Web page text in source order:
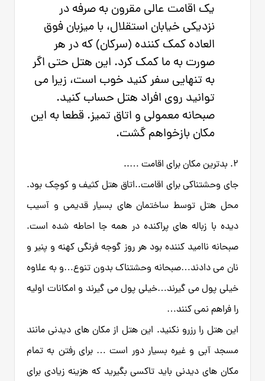
یک اقامت عالی مقرون به صرفه در
نزدیکی خیابان استقلال، با میزبان فوق
العاده کمک کننده (سرکان) که در هر
صورت به ما کمک کرد. این هتل حتی اگر
به تنهایی سفر کنید خوب است، زیرا می
توانید روی افراد هتل حساب کنید.
صبحانه معمولی و اتاق تمیز. قطعا به این
مکان بازخواهم گشت.
2. بدترین مکان برای اقامت …..
جای وحشتناکی برای اقامت..اتاق هتل کثیف و کوچک بود.
محل هتل توسط ساختمان های بسیار قدیمی و آسیب
دیده با زباله های پراکنده در همه جا احاطه شده است.
صبحانه ناامید کننده بود هر روز گوجه فرنگی کهنه و پنیر و
نان می دادند…صبحانه وحشتناک بدون تنوع…و به علاوه
خیلی پول می گیرند…خیلی پول می گیرند و امکانات اولیه
را فراهم نمی کنند…
این هتل را رزرو نکنید. این هتل از مکان های دیدنی مانند
مسجد آبی و غیره بسیار دور است … برای رفتن به تمام
مکان های دیدنی باید تاکسی بگیرید که هزینه زیادی برای